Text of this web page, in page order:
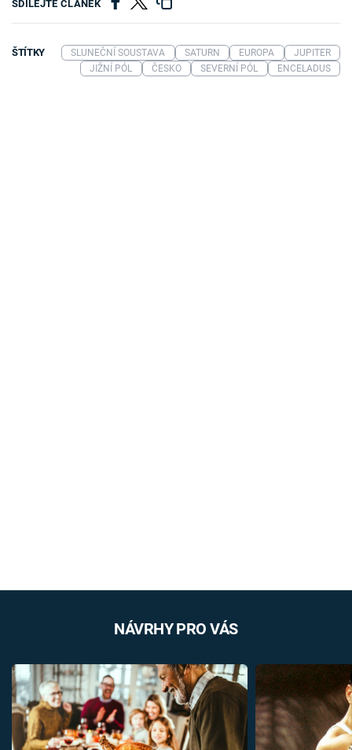
SDÍLEJTE ČLÁNEK
ŠTÍTKY SLUNEČNÍ SOUSTAVA SATURN EUROPA
JUPITER
JIŽNÍ PÓL
ČESKO SEVERNÍ PÓL ENCELADUS
NÁVRHY PRO VÁS